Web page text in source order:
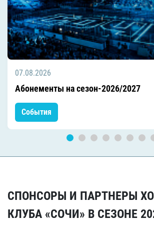
07.08.2026
Абонементы на сезон-2026/2027
События
СПОНСОРЫ И ПАРТНЕРЫ
КЛУБА «СОЧИ» В СЕЗОНЕ